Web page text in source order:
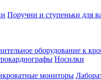
Поручни и ступеньки для
оборудование к
Носилки
мониторы